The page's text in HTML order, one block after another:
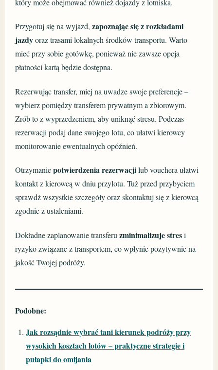
Przygotuj się na wyjazd,zapoznając się z rozkładami
jazdyoraz trasami lokalnych środków transportu. Warto
mieć przy sobie gotówkę, ponieważ nie zawsze opcja
płatności kartą będzie dostępna.
Rezerwując transfer, miej na uwadze swoje preferencje –
wybierz pomiędzy transferem prywatnym a zbiorowym.
Zrób to z wyprzedzeniem, aby uniknąć stresu. Podczas
rezerwacji podaj dane swojego lotu, co ułatwi kierowcy
monitorowanie ewentualnych opóźnień.
Otrzymaniepotwierdzenia rezerwacjilub vouchera ułatwi
kontakt z kierowcą w dniu przylotu. Tuż przed przybyciem
sprawdź wszystkie szczegóły oraz skontaktuj się z kierowcą
zgodnie z ustaleniami.
Dokładne zaplanowanie transferuzminimalizuje stresi
ryzyko związane z transportem, co wpłynie pozytywnie na
jakość Twojej podróży.
Podobne:
Jak rozsądnie wybrać tani kierunek podróży przy
wysokich kosztach lotów – praktyczne strategie i
pułapki do omijania